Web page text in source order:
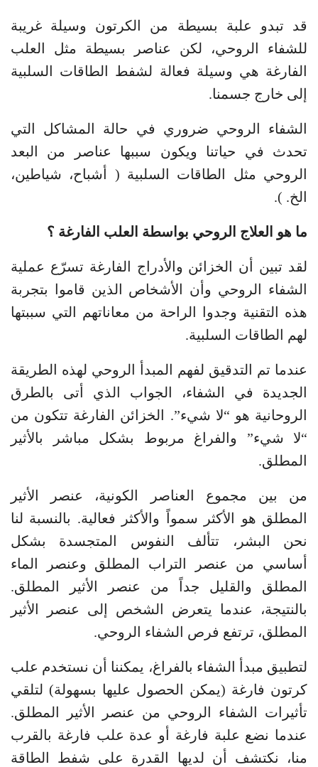
قد تبدو علبة بسيطة من الكرتون وسيلة غريبة
للشفاء الروحي، لكن عناصر بسيطة مثل العلب
الفارغة هي وسيلة فعالة لشفط الطاقات السلبية
إلى خارج جسمنا.
الشفاء الروحي ضروري في حالة المشاكل التي
تحدث في حياتنا ويكون سببها عناصر من البعد
الروحي مثل الطاقات السلبية ( أشباح، شياطين،
الخ. ).
ما هو العلاج الروحي بواسطة العلب الفارغة ؟
لقد تبين أن الخزائن والأدراج الفارغة تسرّع عملية
الشفاء الروحي وأن الأشخاص الذين قاموا بتجربة
هذه التقنية وجدوا الراحة من معاناتهم التي سببتها
لهم الطاقات السلبية.
عندما تم التدقيق لفهم المبدأ الروحي لهذه الطريقة
الجديدة في الشفاء، الجواب الذي أتى بالطرق
الروحانية هو “لا شيء”. الخزائن الفارغة تتكون من
“لا شيء” والفراغ مربوط بشكل مباشر بالأثير
المطلق.
من بين مجموع العناصر الكونية، عنصر الأثير
المطلق هو الأكثر سمواً والأكثر فعالية. بالنسبة لنا
نحن البشر، تتألف النفوس المتجسدة بشكل
أساسي من عنصر التراب المطلق وعنصر الماء
المطلق والقليل جداً من عنصر الأثير المطلق.
بالنتيجة، عندما يتعرض الشخص إلى عنصر الأثير
المطلق، ترتفع فرص الشفاء الروحي.
لتطبيق مبدأ الشفاء بالفراغ، يمكننا أن نستخدم علب
كرتون فارغة (يمكن الحصول عليها بسهولة) لتلقي
تأثيرات الشفاء الروحي من عنصر الأثير المطلق.
عندما نضع علبة فارغة أو عدة علب فارغة بالقرب
منا، نكتشف أن لديها القدرة على شفط الطاقة